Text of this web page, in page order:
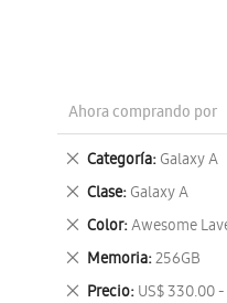
Ahora comprando por
Categoría Galaxy A
Eliminar
este
artículo
Clase Galaxy A
Eliminar
este
artículo
Color Awesome
Eliminar
este
artículo
Memoria 256GB
Eliminar
este
Precio US$ 330.00
Eliminar